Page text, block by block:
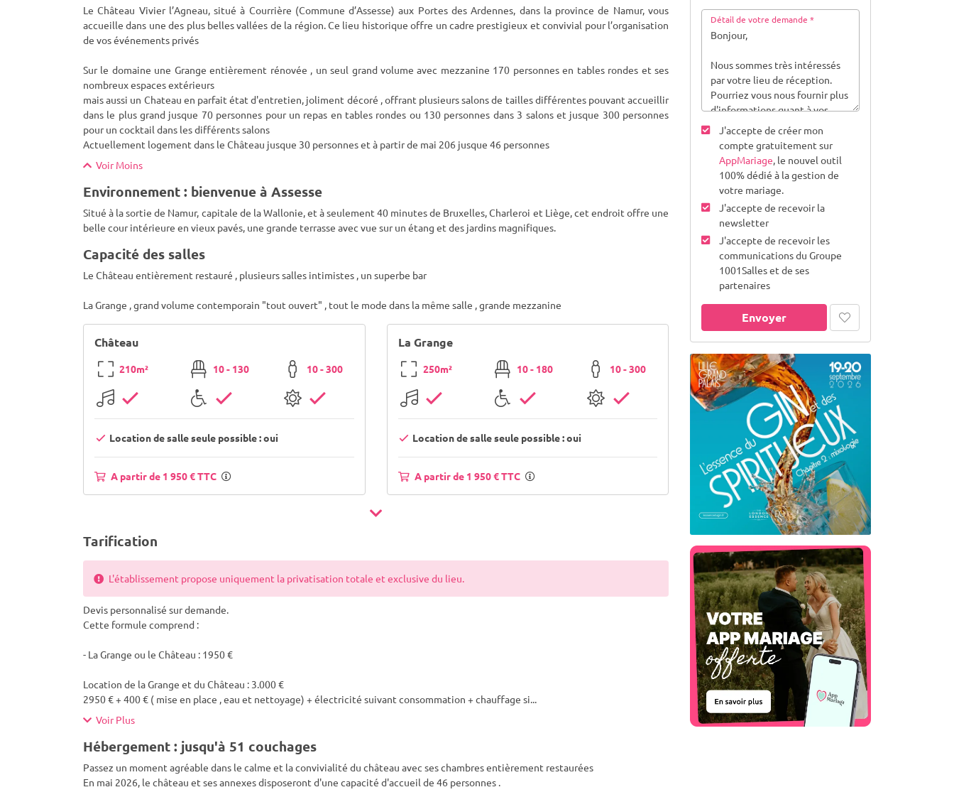
Le Château Vivier l’Agneau, situé à Courrière (Commune d’Assesse) aux Portes des Ardennes, dans la province de Namur, vous
accueille dans une des plus belles vallées de la région. Ce lieu historique offre un cadre prestigieux et convivial pour l’organisation
de vos événements privés
Sur le domaine une Grange entièrement rénovée , un seul grand volume avec mezzanine 170 personnes en tables rondes et ses
nombreux espaces extérieurs
mais aussi un Chateau en parfait état d'entretien, joliment décoré , offrant plusieurs salons de tailles différentes pouvant accueillir
dans le plus grand jusque 70 personnes pour un repas en tables rondes ou 130 personnes dans 3 salons et jusque 300 personnes
pour un cocktail dans les différents salons
Actuellement logement dans le Château jusque 30 personnes et à partir de mai 206 jusque 46 personnes
Voir Moins
Environnement : bienvenue à Assesse
Situé à la sortie de Namur, capitale de la Wallonie, et à seulement 40 minutes de Bruxelles, Charleroi et Liège, cet endroit offre une
belle cour intérieure en vieux pavés, une grande terrasse avec vue sur un étang et des jardins magnifiques.
Capacité des salles
Le Château entièrement restauré , plusieurs salles intimistes , un superbe bar
La Grange , grand volume contemporain "tout ouvert" , tout le mode dans la même salle , grande mezzanine
Château
210m² 10 - 130 10 - 300
Location de salle seule possible : oui
A partir de 1 950 € TTC
La Grange
250m² 10 - 180 10 - 300
Location de salle seule possible : oui
A partir de 1 950 € TTC
Tarification
L'établissement propose uniquement la privatisation totale et exclusive du lieu.
Devis personnalisé sur demande.
Cette formule comprend :
- La Grange ou le Château : 1950 €
Location de la Grange et du Château : 3.000 €
2950 € + 400 € ( mise en place , eau et nettoyage) + électricité suivant consommation + chauffage si...
Voir Plus
Hébergement : jusqu'à 51 couchages
Passez un moment agréable dans le calme et la convivialité du château avec ses chambres entièrement restaurées
En mai 2026, le château et ses annexes disposeront d'une capacité d'accueil de 46 personnes .
Détail de votre demande *
J'accepte de créer mon
compte gratuitement sur
AppMariage, le nouvel outil
100% dédié à la gestion de
votre mariage.
J'accepte de recevoir la
newsletter
J'accepte de recevoir les
communications du Groupe
1001Salles et de ses
partenaires
Envoyer